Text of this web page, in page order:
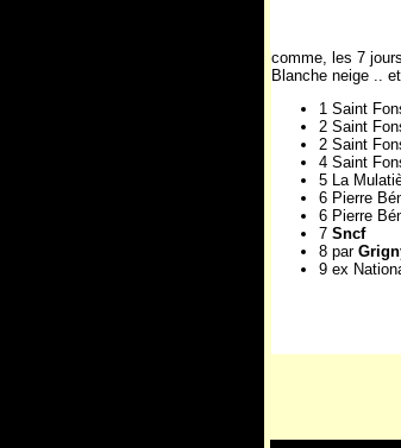
comme, les 7
Blanche neige ..
1 Saint
2 Saint
2 Saint
4 Saint
5 La
6 Pierre
6 Pierre
7 Sncf
8 par
9 ex